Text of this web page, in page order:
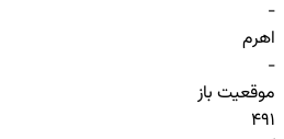
-
اهرم
-
موقعیت باز
491